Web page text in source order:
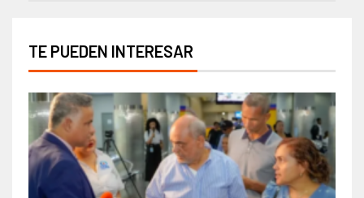
TE PUEDEN INTERESAR